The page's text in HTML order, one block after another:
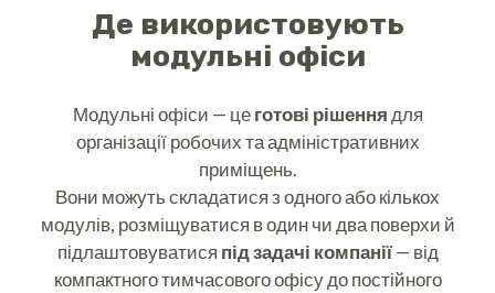
Де використовують
модульні офіси
Модульні офіси — цеготові рішення для
організації робочих та адміністративних
приміщень.
Вони можуть складатися з одного або кількох
модулів, розміщуватися в один чи два поверхи й
підлаштовуватися під задачі компанії— від
компактного тимчасового офісу до постійного